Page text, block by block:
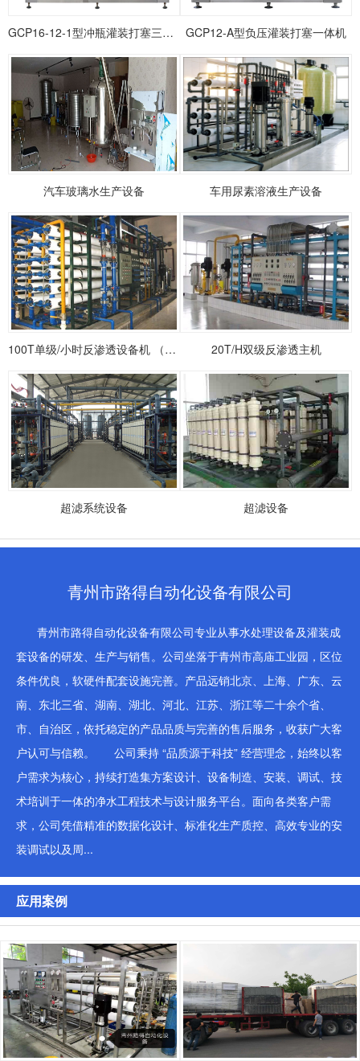
GCP16-12-1型冲瓶灌装打塞三联机 GCP12-A型负压灌装打塞一体机
汽车玻璃水生产设备 车用尿素溶液生产设备
100T单级/小时反渗透设备机 （标配） 20T/H双级反渗透主机
超滤系统设备 超滤设备
青州市路得自动化设备有限公司
青州市路得自动化设备有限公司专业从事水处理设备及灌装成
套设备的研发、生产与销售。公司坐落于青州市高庙工业园，区位
条件优良，软硬件配套设施完善。产品远销北京、上海、广东、云
南、东北三省、湖南、湖北、河北、江苏、浙江等二十余个省、
市、自治区，依托稳定的产品品质与完善的售后服务，收获广大客
户认可与信赖。 公司秉持 “品质源于科技” 经营理念，始终以客
户需求为核心，持续打造集方案设计、设备制造、安装、调试、技
术培训于一体的净水工程技术与设计服务平台。面向各类客户需
求，公司凭借精准的数据化设计、标准化生产质控、高效专业的安
装调试以及周...
应用案例